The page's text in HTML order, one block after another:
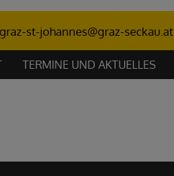
graz-st-johannes@graz-seckau.at
TERMINE UND AKTUELLES